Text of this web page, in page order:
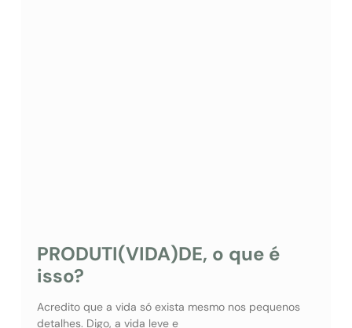
PRODUTI(VIDA)DE, o que é
isso?
Acredito que a vida só exista mesmo nos pequenos
detalhes. Digo, a vida leve e